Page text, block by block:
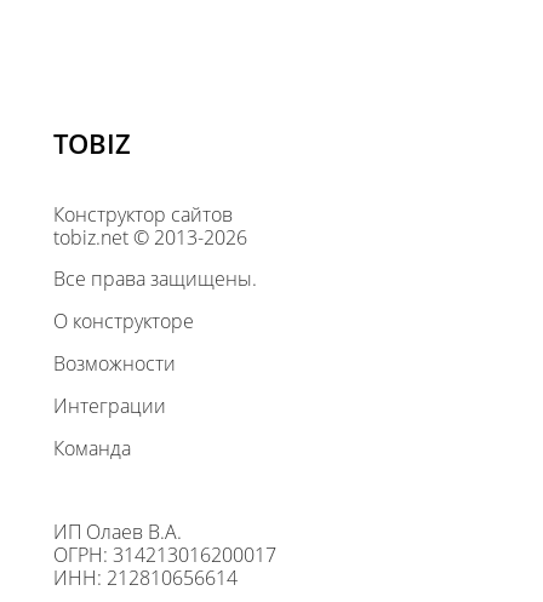
TOBIZ
Конструктор сайтов
tobiz.net © 2013-2026
Все права защищены.
О конструкторе
Возможности
Интеграции
Команда
ИП Олаев В.А.
ОГРН: 314213016200017
ИНН: 212810656614